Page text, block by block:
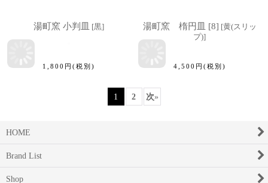
湯町窯 小判皿 [黒]
1,800 円 (税別)
湯町窯 楕円皿 [8] [黄(スリッ
プ)]
4,500 円 (税別)
1 2 次»
HOME
Brand List
Shop